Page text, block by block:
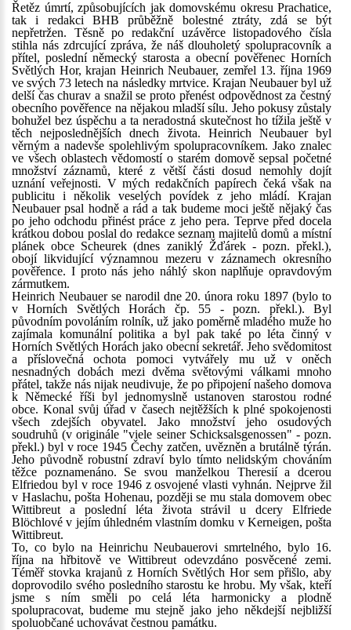
Řetěz úmrtí, způsobujících jak domovskému okresu Prachatice,
tak i redakci BHB průběžně bolestné ztráty, zdá se být
nepřetržen. Těsně po redakční uzávěrce listopadového čísla
stihla nás zdrcující zpráva, že náš dlouholetý spolupracovník a
přítel, poslední německý starosta a obecní pověřenec Horních
Světlých Hor, krajan Heinrich Neubauer, zemřel 13. října 1969
ve svých 73 letech na následky mrtvice. Krajan Neubauer byl už
delší čas churav a snažil se proto přenést odpovědnost za čestný
obecního pověřence na nějakou mladší sílu. Jeho pokusy zůstaly
bohužel bez úspěchu a ta neradostná skutečnost ho tížila ještě v
těch nejposlednějších dnech života. Heinrich Neubauer byl
věrným a nadevše spolehlivým spolupracovníkem. Jako znalec
ve všech oblastech vědomostí o starém domově sepsal početné
množství záznamů, které z větší části dosud nemohly dojít
uznání veřejnosti. V mých redakčních papírech čeká však na
publicitu i několik veselých povídek z jeho mládí. Krajan
Neubauer psal hodně a rád a tak budeme moci ještě nějaký čas
po jeho odchodu přinést práce z jeho pera. Teprve před docela
krátkou dobou poslal do redakce seznam majitelů domů a místní
plánek obce Scheurek (dnes zaniklý Žďárek - pozn. překl.),
obojí likvidující významnou mezeru v záznamech okresního
pověřence. I proto nás jeho náhlý skon naplňuje opravdovým
zármutkem.
Heinrich Neubauer se narodil dne 20. února roku 1897 (bylo to
v Horních Světlých Horách čp. 55 - pozn. překl.). Byl
původním povoláním rolník, už jako poměrně mladého muže ho
zajímala komunální politika a byl pak také po léta činný v
Horních Světlých Horách jako obecní sekretář. Jeho svědomitost
a příslovečná ochota pomoci vytvářely mu už v oněch
nesnadných dobách mezi dvěma světovými válkami mnoho
přátel, takže nás nijak neudivuje, že po připojení našeho domova
k Německé říši byl jednomyslně ustanoven starostou rodné
obce. Konal svůj úřad v časech nejtěžších k plné spokojenosti
všech zdejších obyvatel. Jako množství jeho osudových
soudruhů (v originále "viele seiner Schicksalsgenossen" - pozn.
překl.) byl v roce 1945 Čechy zatčen, uvězněn a brutálně týrán.
Jeho původně robustní zdraví bylo tímto nelidským chováním
těžce poznamenáno. Se svou manželkou Theresií a dcerou
Elfriedou byl v roce 1946 z osvojené vlasti vyhnán. Nejprve žil
v Haslachu, pošta Hohenau, později se mu stala domovem obec
Wittibreut a poslední léta života strávil u dcery Elfriede
Blöchlové v jejím úhledném vlastním domku v Kerneigen, pošta
Wittibreut.
To, co bylo na Heinrichu Neubauerovi smrtelného, bylo 16.
října na hřbitově ve Wittibreut odevzdáno posvěcené zemi.
Téměř stovka krajanů z Horních Světlých Hor sem přišlo, aby
doprovodilo svého posledního starostu ke hrobu. My však, kteří
jsme s ním směli po celá léta harmonicky a plodně
spolupracovat, budeme mu stejně jako jeho někdejší nejbližší
spoluobčané uchovávat čestnou památku.